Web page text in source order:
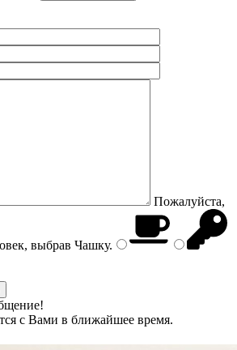
Пожалуйста,
выбрав Чашку.
с Вами в ближайшее время.